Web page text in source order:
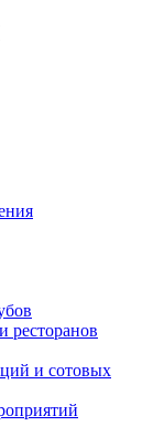
ресторанов
и сотовых